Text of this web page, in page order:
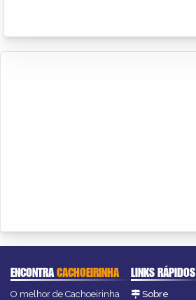
ENCONTRACACHOEIRINHA
O melhor de Cachoeirinha
LINKS RÁPIDOS
Sobre